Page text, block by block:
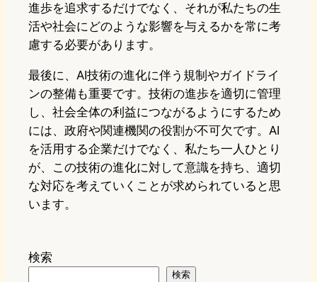
進歩を追求するだけでなく、それが私たちの生
活や社会にどのような影響を与えるかを常に考
慮する必要があります。
最後に、AI技術の進化に伴う規制やガイドライ
ンの整備も重要です。技術の進歩を適切に管理
し、社会全体の利益につながるようにするため
には、政府や関連機関の役割が不可欠です。AI
を活用する企業だけでなく、私たち一人ひとり
が、この技術の進化に対して意識を持ち、適切
な対応を考えていくことが求められていると思
います。
検索
検索